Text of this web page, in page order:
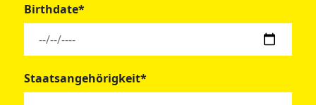
Birthdate*
Staatsangehörigkeit*